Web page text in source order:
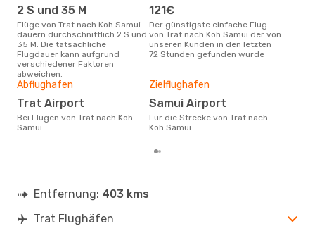
2 S und 35 M
Flüge von Trat nach Koh Samui
dauern durchschnittlich 2 S und
35 M. Die tatsächliche
Flugdauer kann aufgrund
verschiedener Faktoren
abweichen.
121€
Der günstigste einfache Flug
von Trat nach Koh Samui der von
unseren Kunden in den letzten
72 Stunden gefunden wurde
Abflughafen
Trat Airport
Bei Flügen von Trat nach Koh
Samui
Zielflughafen
Samui Airport
Für die Strecke von Trat nach
Koh Samui
Entfernung: 403 kms
Trat Flughäfen